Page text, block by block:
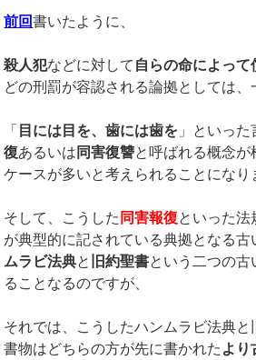
前回書いたように、
殺人犯などに対して 自らの命によって
どの刑罰が容認される論拠としては、
「 目には目を、歯には歯を 」といっ
復あるいは 同害復讐と呼ばれる概念が
ケースが多いと考えられることになり
そして、こうした 同害報復といった法
が典型的に記されている典拠となる
ムラビ法典と 旧約聖書という二つの
ることなるのですが、
それでは、こうしたハンムラビ法典
書物はどちらの方が先に書かれた より